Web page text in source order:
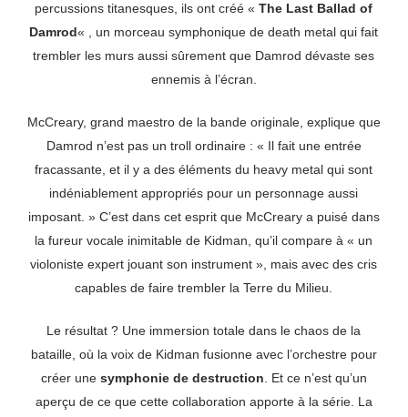
percussions titanesques, ils ont créé «The Last Ballad of
Damrod« , un morceau symphonique de death metal qui fait
trembler les murs aussi sûrement que Damrod dévaste ses
ennemis à l’écran.
McCreary, grand maestro de la bande originale, explique que
Damrod n’est pas un troll ordinaire : « Il fait une entrée
fracassante, et il y a des éléments du heavy metal qui sont
indéniablement appropriés pour un personnage aussi
imposant. » C’est dans cet esprit que McCreary a puisé dans
la fureur vocale inimitable de Kidman, qu’il compare à « un
violoniste expert jouant son instrument », mais avec des cris
capables de faire trembler la Terre du Milieu.
Le résultat ? Une immersion totale dans le chaos de la
bataille, où la voix de Kidman fusionne avec l’orchestre pour
créer une symphonie de destruction . Et ce n’est qu’un
aperçu de ce que cette collaboration apporte à la série. La